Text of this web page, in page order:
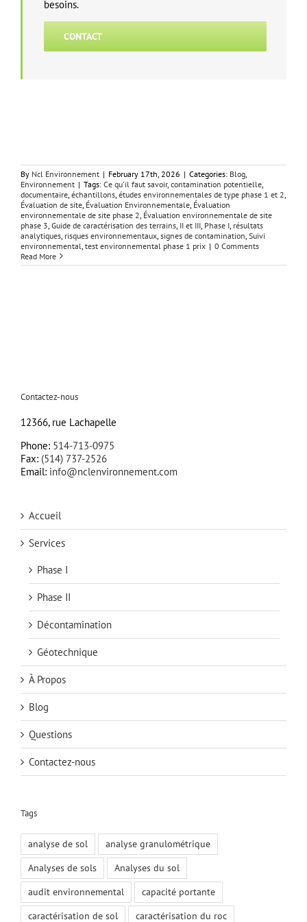
besoins.
CONTACT
By Ncl Environnement | February 17th, 2026 | Categories: Blog
Environnement | Tags: Ce qu'il faut savoir, contamination potentielle
documentaire échantillons études environnementales de type phase 1 et 2
Évaluation de site Évaluation Environnementale Évaluation
environnementale de site phase 2 Évaluation environnementale de site
phase 3 Guide de caractérisation des terrains II et III Phase I résultats
analytiques risques environnementaux signes de contamination Suivi
environnemental test environnemental phase 1 prix | 0 Comments
Read More
Contactez-nous
12366, rue Lachapelle
Phone: 514-713-0975
Fax: (514) 737-2526
Email: info@nclenvironnement.com
Accueil
Services
Phase I
Phase II
Décontamination
Géotechnique
À Propos
Blog
Questions
Contactez-nous
Tags
analyse de sol
analyse granulométrique
Analyses de sols
Analyses du sol
audit environnemental
capacité portante
caractérisation de sol
caractérisation du roc